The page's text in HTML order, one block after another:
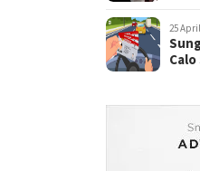
25